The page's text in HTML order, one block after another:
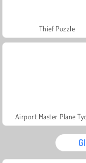
Thief Puzzle
Airport Master Plane